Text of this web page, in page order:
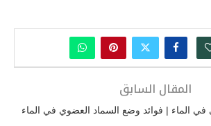
المقال السابق
الماء | فوائد وضع السماد العضوي في الماء